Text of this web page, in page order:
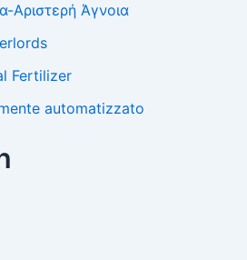
Αριστερή Άγνοια
Fertilizer
automatizzato